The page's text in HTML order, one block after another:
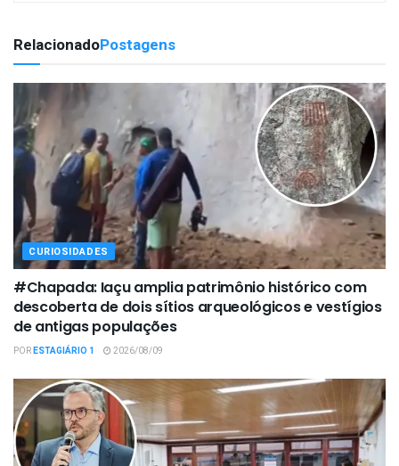
RelacionadoPostagens
CURIOSIDADES
#Chapada: Iaçu amplia patrimônio histórico com
descoberta de dois sítios arqueológicos e vestígios
de antigas populações
PORESTAGIÁRIO 1 2026/08/09